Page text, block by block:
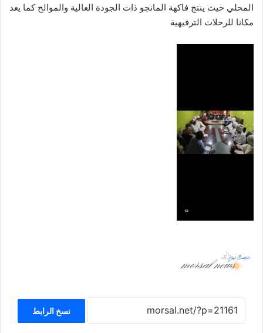
المحلي حيث ينتج فاكهة المانجو ذات الجودة العالية والموالح كما يعد
مكانا للرحلات الترفيهية
نسخ الرابط